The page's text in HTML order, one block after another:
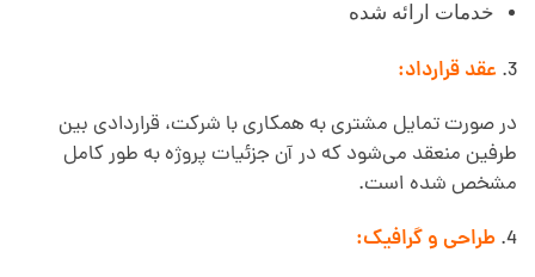
خدمات ارائه شده
عقد قرارداد:
در صورت تمایل مشتری به همکاری با شرکت، قراردادی بین
طرفین منعقد می‌شود که در آن جزئیات پروژه به طور کامل
مشخص شده است.
طراحی و گرافیک: